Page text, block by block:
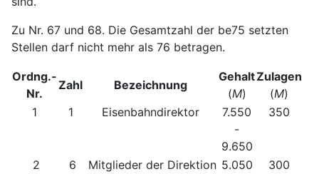
Zu Nr. 67 und 68. Die Gesamtzahl der be75 setzten
Stellen darf nicht mehr als 76 betragen.
Ordng.-
Nr.
Zahl Bezeichnung
Gehalt
(M)
Zulagen
(M)
1
1 Eisenbahndirektor
7.550
-
9.650
350
2 6 Mitglieder der Direktion 5.050
300